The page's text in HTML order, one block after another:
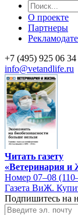
О проекте
Партнеры
+7 (495) 925 06 34
info@vetandlife.ru
Читать газету
«Ветеринария и
Номер 07–08
Газета ВиЖ.
Подпишитесь на